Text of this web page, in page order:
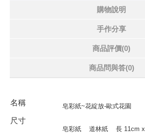
購物說明
手作分享
商品評價(0)
商品問與答(0)
名稱 皂彩紙~花綻放-歐式花園
尺寸
皂彩紙 道林紙 長 11cm x